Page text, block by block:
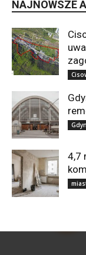
NAJNOWSZE
4,7